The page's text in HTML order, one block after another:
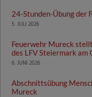
24-Stunden-Übung der
5. JULI 2026
Feuerwehr Mureck
des LFV Steiermark am
6. JUNI 2026
Abschnittsübung
Mureck